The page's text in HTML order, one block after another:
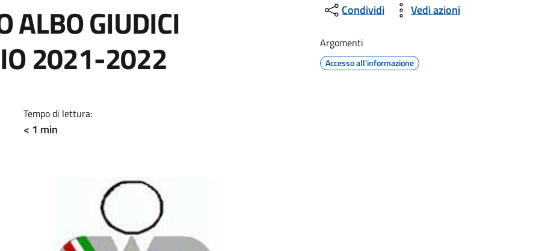
ALBO GIUDICI
2021-2022
Tempo di lettura:
< 1 min
Condividi Vedi azioni
Argomenti
Accesso all'informazione